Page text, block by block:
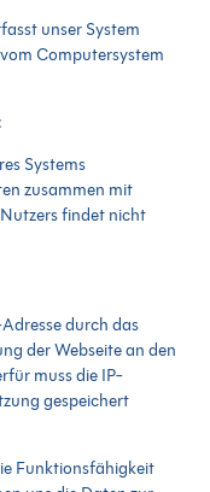
unser System
Computersystem
Systems
zusammen mit
findet nicht
durch das
der Webseite an den
muss die IP-
gespeichert
Funktionsfähigkeit